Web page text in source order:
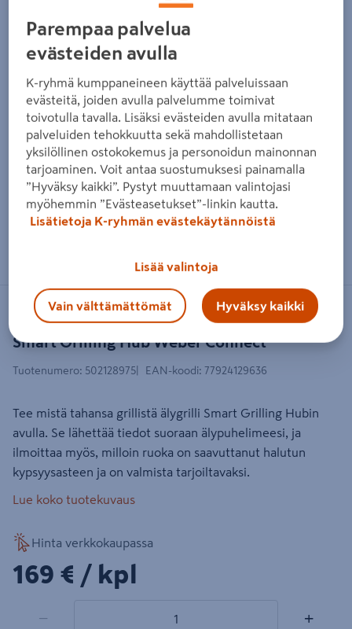
Smart Grilling Hub Weber Connect
WEBER
Tuotenumero: 502128975 EAN-koodi: 77924129636
Tee mistä tahansa grillistä älygrilli Smart Grilling Hubin
avulla. Se lähettää tiedot suoraan älypuhelimeesi, ja
ilmoittaa myös, milloin ruoka on saavuttanut halutun
kypsyysasteen ja on valmista tarjoiltavaksi.
Lue koko tuotekuvaus
Hinta verkkokaupassa
169€/kpl
169 € / kpl
− +
Parempaa palvelua
evästeiden avulla
K-ryhmä kumppaneineen käyttää palveluissaan
evästeitä, joiden avulla palvelumme toimivat
toivotulla tavalla. Lisäksi evästeiden avulla mitataan
palveluiden tehokkuutta sekä mahdollistetaan
yksilöllinen ostokokemus ja personoidun mainonnan
tarjoaminen. Voit antaa suostumuksesi painamalla
”Hyväksy kaikki”. Pystyt muuttamaan valintojasi
myöhemmin ”Evästeasetukset”-linkin kautta.
Lisätietoja K-ryhmän evästekäytännöistä
Lisää valintoja
Vain välttämättömät Hyväksy kaikki